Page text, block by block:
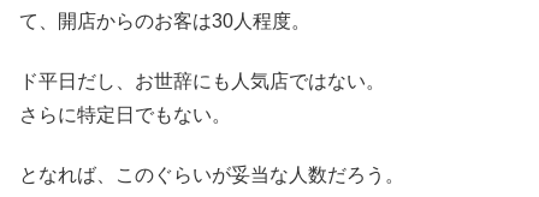
て、開店からのお客は30人程度。
ド平日だし、お世辞にも人気店ではない。
さらに特定日でもない。
となれば、このぐらいが妥当な人数だろう。